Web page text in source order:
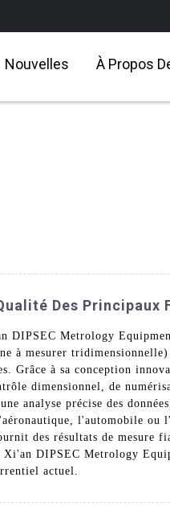
Nouvelles À Propos
Des Principaux
Metrology
mesurer
Grâce à sa conception
dimensionnel, de
analyse précise des
l'automobile ou
des résultats de mesure
DIPSEC Metrology
actuel.